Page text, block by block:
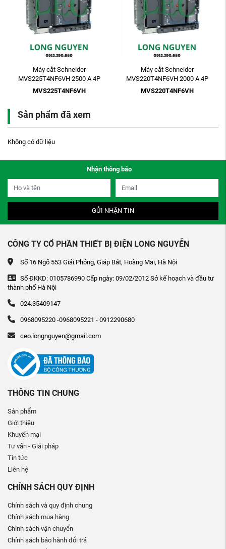
Máy cắt Schneider
MVS225T4NF6VH 2500 A 4P
ETV6G 85kA Electric Fixed
MVS225T4NF6VH
Máy cắt Schneider
MVS220T4NF6VH 2000 A 4P
ETV6G 85kA Electric Fixed
MVS220T4NF6VH
Sản phẩm đã xem
Không có dữ liệu
Nhận thông báo
GỬI NHẬN TIN
CÔNG TY CỔ PHẦN THIẾT BỊ ĐIỆN LONG NGUYỄN
Số 16 Ngõ 553 Giải Phóng, Giáp Bát, Hoàng Mai, Hà Nội
Số ĐKKD: 0105786990 Cấp ngày: 09/02/2012 Sở kế hoạch và đầu tư
thành phố Hà Nội
024.35409147
0968095220 -0968095221 - 0912290680
ceo.longnguyen@gmail.com
THÔNG TIN CHUNG
Sản phẩm
Giới thiệu
Khuyến mại
Tư vấn - Giải pháp
Tin tức
Liên hệ
CHÍNH SÁCH QUY ĐỊNH
Chính sách và quy định chung
Chính sách mua hàng
Chính sách vận chuyển
Chính sách bảo hành đổi trả